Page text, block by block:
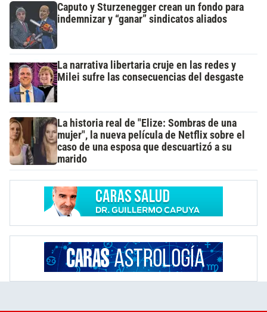
Caputo y Sturzenegger crean un fondo para
indemnizar y “ganar” sindicatos aliados
La narrativa libertaria cruje en las redes y
Milei sufre las consecuencias del desgaste
La historia real de "Elize: Sombras de una
mujer", la nueva película de Netflix sobre el
caso de una esposa que descuartizó a su
marido